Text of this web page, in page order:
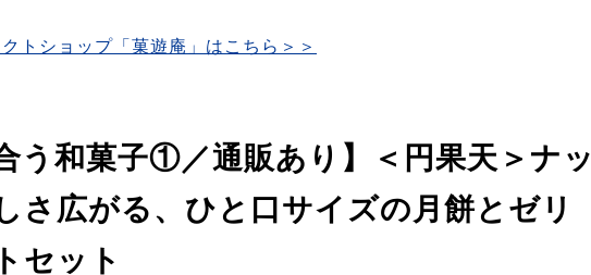
トショップ「菓遊庵」はこちら＞＞
う和菓子①／通販あり】＜円果天＞ナッ
さ広がる、ひと口サイズの月餅とゼリ
セット